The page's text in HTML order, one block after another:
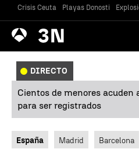
Crisis Ceuta Playas Donosti
Antena
3 Noticias
DIRECTO
Cientos de menores acuden
para ser registrados
España Madrid Barcelona